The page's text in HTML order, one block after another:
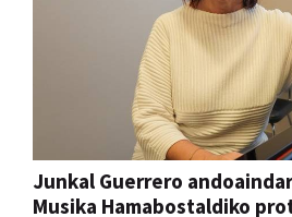
Junkal Guerrero
Musika Hamabostaldiko